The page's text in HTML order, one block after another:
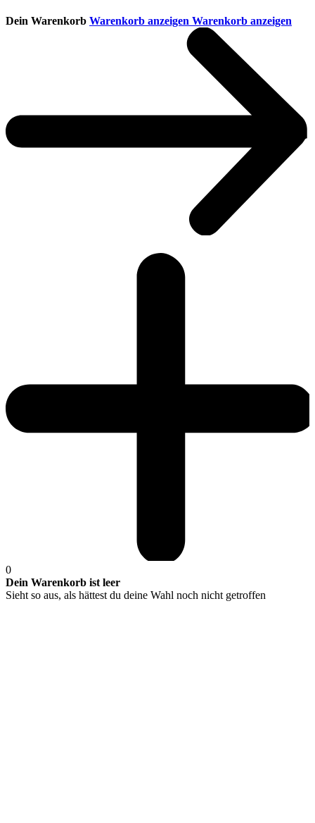
Dein Warenkorb Warenkorb anzeigen Warenkorb anzeigen
0
Dein Warenkorb ist leer
Sieht so aus, als hättest du deine Wahl noch nicht getroffen